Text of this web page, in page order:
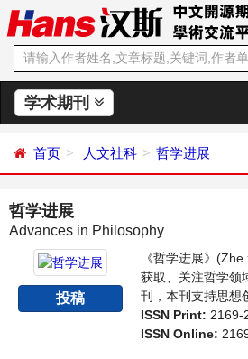
学术期刊
首页 人文社科 哲学进展
哲学进展
Advances in Philosophy
投稿
《哲学进展》
获取、关注哲学领
刊，本刊支持思想
学，繁荣学术，集
在给世界范围内的
ISSN Print: 2169-
ISSN Online: